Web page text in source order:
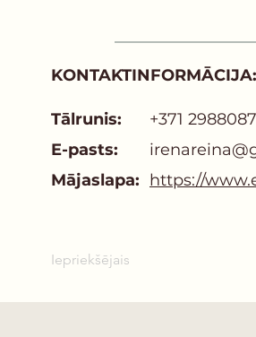
KONTAKTINFORMĀCIJA:
Tālrunis:
+371
E-pasts:
Mājaslapa: https://
Iepriekšējais